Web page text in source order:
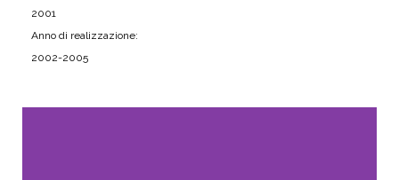
2001
Anno di realizzazione:
2002-2005